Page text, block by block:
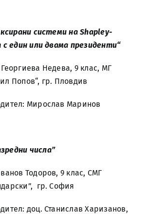
системи на Shapley-
с един или двама президенти“
Недева, 9 клас, МГ
Попов“, гр. Пловдив
Мирослав Маринов
числа”
Тодоров, 9 клас, СМГ
гр. София
доц. Станислав Харизанов,